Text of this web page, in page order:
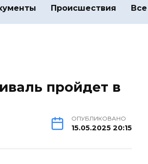
Происшествия
пройдет в
ОПУБЛИКОВАНО
15.05.2025 20:15